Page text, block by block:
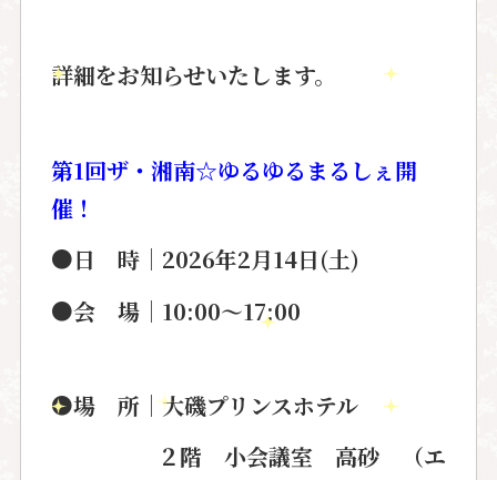
詳細をお知らせいたします。
第1回ザ・湘南☆ゆるゆるまるしぇ開
催！
●日 時│2026年2月14日(土)
●会 場│10:00〜17:00
●場 所│大磯プリンスホテル
２階 小会議室 高砂 （エ